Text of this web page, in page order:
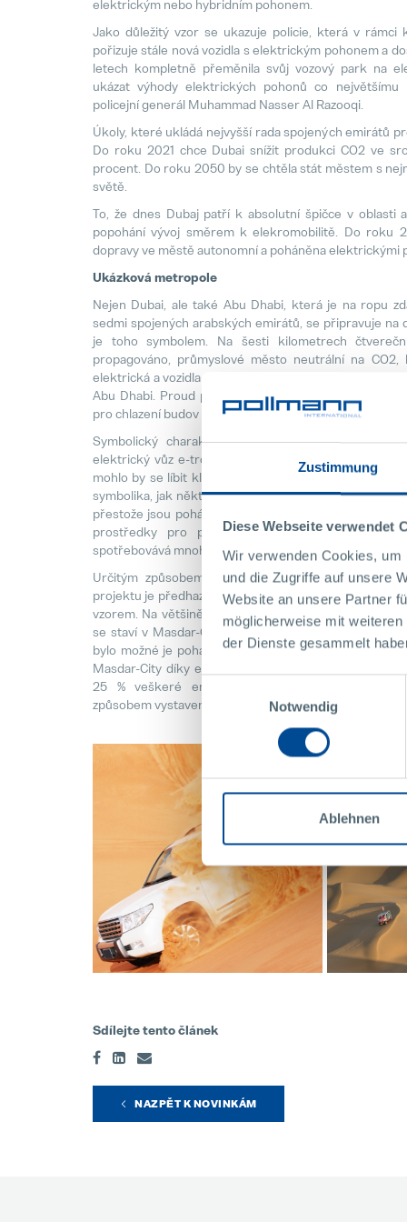
Zustimmung
Diese Webseite verwendet
Wir verwenden Cookies,
und die Zugriffe auf unsere
Website an unsere Partner
möglicherweise mit
der Dienste gesammelt
Einwilligungsauswahl
Notwendig
Ablehnen
elektrickým nebo hybridním pohonem.
Jako důležitý vzor se ukazuje policie, která v rámci
pořizuje stále nová vozidla s elektrickým pohonem a
letech kompletně přeměnila svůj vozový park na
ukázat výhody elektrických pohonů co největšímu
policejní generál Muhammad Nasser Al Razooqi.
Úkoly, které ukládá nejvyšší rada spojených emirátů
Do roku 2021 chce Dubai snížit produkci CO2 ve
procent. Do roku 2050 by se chtěla stát městem s
světě.
To, že dnes Dubaj patří k absolutní špičce v oblasti
popohání vývoj směrem k elekromobilitě. Do roku
dopravy ve městě autonomní a poháněna elektrickými
Ukázková metropole
Nejen Dubai, ale také Abu Dhabi, která je na ropu
sedmi spojených arabských emirátů, se připravuje na
je toho symbolem. Na šesti kilometrech
propagováno, průmyslové město neutrální na
elektrická a vozidla s pohonem na fosilní paliva nesmí
Abu Dhabi. Proud pro mobilitu v rámci města
pro chlazení budov se mimo jiné využívá také proudění
Symbolický charakter má také to, že zde Audi
elektrický vůz e-tron. Toto SUV s elektrickým
mohlo by se líbit klientům na golfu, kteří mají rádi
symbolika, jak někteří kritici poukazují, pouze
přestože jsou poháněny elektropohonem, nejsou
prostředky pro postfosilní éru- jsou příliš
spotřebovává mnoho zdrojů.
Určitým způsobem se to však hodí k Masdar-
projektu je předhazováno, že se v žádném případě
vzorem. Na většině dalších místech světa by totiž pro
se staví v Masdar-City, nebyl celoročně dostatek
bylo možné je pohánět neutrálně na CO2. Na tom
Masdar-City díky elektromobilitě a díky odpovídající
25 % veškeré energie, kterou by spotřebovalo
způsobem vystavené město.
Sdílejte tento článek
NAZPĚT K NOVINKÁM